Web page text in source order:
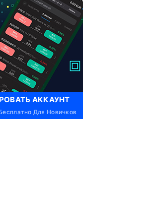
АККАУНТ
Для Новичков